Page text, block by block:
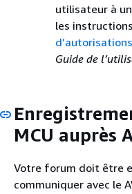
utilisateur à
les
Guide de
MCU auprès
Votre forum doit être
communiquer avec le